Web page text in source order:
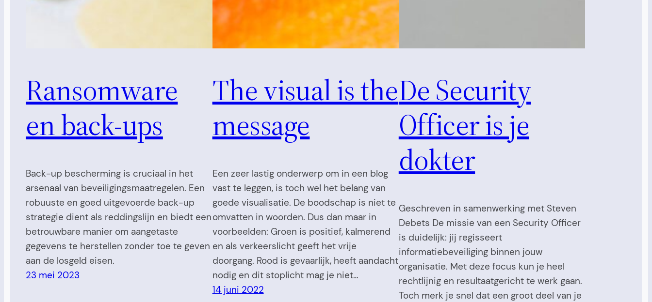
Ransomware
en back-ups
Back-up bescherming is cruciaal in het
arsenaal van beveiligingsmaatregelen. Een
robuuste en goed uitgevoerde back-up
strategie dient als reddingslijn en biedt een
betrouwbare manier om aangetaste
gegevens te herstellen zonder toe te geven
aan de losgeld eisen.
23 mei 2023
The visual is the
message
Een zeer lastig onderwerp om in een blog
vast te leggen, is toch wel het belang van
goede visualisatie. De boodschap is niet te
omvatten in woorden. Dus dan maar in
voorbeelden: Groen is positief, kalmerend
en als verkeerslicht geeft het vrije
doorgang. Rood is gevaarlijk, heeft aandacht
nodig en dit stoplicht mag je niet…
14 juni 2022
De Security
Officer is je
dokter
Geschreven in samenwerking met Steven
Debets De missie van een Security Officer
is duidelijk: jij regisseert
informatiebeveiliging binnen jouw
organisatie. Met deze focus kun je heel
rechtlijnig en resultaatgericht te werk gaan.
Toch merk je snel dat een groot deel van je